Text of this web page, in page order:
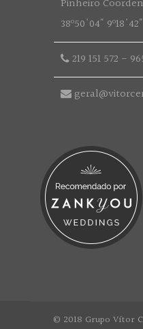
Pinheiro
38º50'04" 9º18'42"
219 151 572 -
© 2018 Grupo Vítor